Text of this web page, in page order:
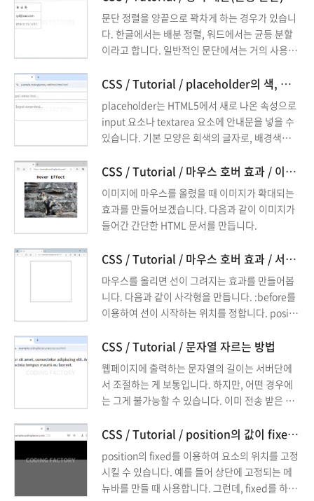
면 원이 만들어집니다.
문단 정렬을 양끝으로 꽉차게 하는 경우가 있습니
다. 한글에서는 배분 정렬, 워드에서는 균등 분할
이라고 합니다. 일반적인 문단에서는 거의 사용하
CSS / Tutorial / placeholder의 색, 글자 모양 등 꾸미는 방법
placeholder는 HTML5에서 새로 나온 속성으로
input 요소나 textarea 요소에 안내문을 넣을 수
있습니다. 기본 모양은 회색의 글자로, 배경색이
만 배경색이 어두운 색이거나 화려한 색이면 회색
글자가 어울리지 않을 수 있습니다. placeholder
는 ::placeholder 선택자로 선택하여 꾸밀 수 있
습니다.
CSS / Tutorial / 마우스 호버 효과 / 이미지 확대하는 방법
이미지에 마우스를 올렸을 때 이미지가 확대되는
효과를 만들어보겠습니다. 다음과 같이 이미지가
들어간 간단한 HTML 문서를 만듭니다.
CSS / Tutorial / 마우스 호버 효과 / 서서히 길어지는 선 만드는 방법
마우스를 올리면 선이 그려지는 효과를 만들어봅
니다. 다음과 같이 사각형을 만듭니다. :before를
이용하여 선이 시작하는 위치를 정합니다. positi
니다.
CSS / Tutorial / 문자열 자르는 방법
웹페이지에 출력하는 문자열의 길이는 서버단에
서 조절하는 게 보통입니다. 하지만, 어떤 경우에
는 그게 불가능할 수 있습니다. 이미 전송 받은 문
S를 이용하여 문자열의 일부만 보여주는 방법을
소개해드립니다.
CSS / Tutorial / position의 값이 fixed일 때 가운데 정렬하는 방법
position의 fixed를 이용하여 요소의 위치를 고정
시킬 수 있습니다. 예를 들어 상단에 고정되는 메
뉴바를 만들 때 사용합니다. 그런데, fixed를 하면